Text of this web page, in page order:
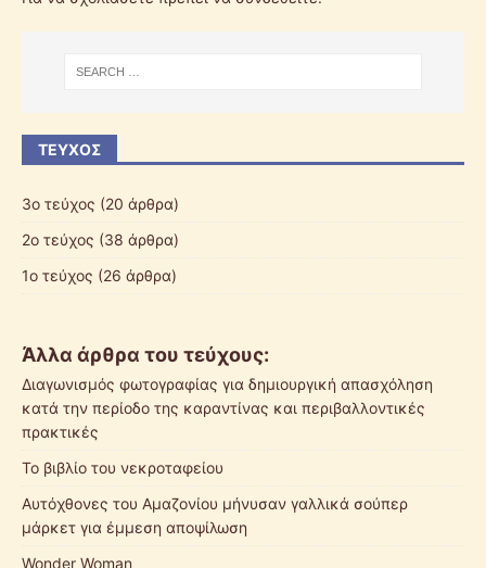
ΤΕΎΧΟΣ
3ο τεύχος (20 άρθρα)
2ο τεύχος (38 άρθρα)
1ο τεύχος (26 άρθρα)
Άλλα άρθρα του τεύχους:
Διαγωνισμός φωτογραφίας για δημιουργική απασχόληση
κατά την περίοδο της καραντίνας και περιβαλλοντικές
πρακτικές
Το βιβλίο του νεκροταφείου
Αυτόχθονες του Αμαζονίου μήνυσαν γαλλικά σούπερ
μάρκετ για έμμεση αποψίλωση
Wonder Woman